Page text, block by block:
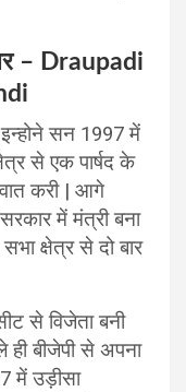
– Draupadi
सन 1997 में
से एक पार्षद के
करी | आगे
में मंत्री बना
सभा क्षेत्र से दो बार
से विजेता बनी
ही बीजेपी से अपना
में उड़ीसा